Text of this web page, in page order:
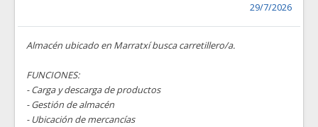
29/7/2026
Almacén ubicado en Marratxí busca carretillero/a.
FUNCIONES:
- Carga y descarga de productos
- Gestión de almacén
- Ubicación de mercancías